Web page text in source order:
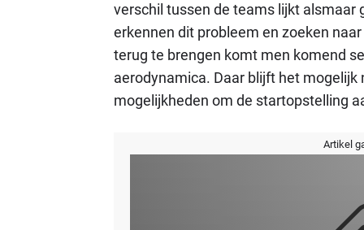
verschil tussen de teams lijkt alsmaar
erkennen dit probleem en zoeken
terug te brengen komt men komend
aerodynamica. Daar blijft het mogelijk
mogelijkheden om de startopstelling
Artikel